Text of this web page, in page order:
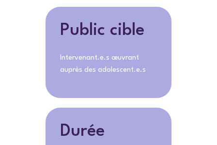
Public cible
Intervenant.e.s œuvrant
auprès des adolescent.e.s
Durée